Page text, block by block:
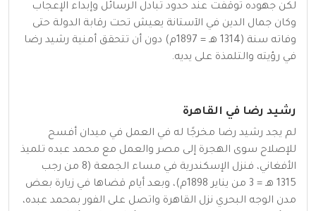
لكن جهوده توقفت عند حدود تبادل الرسائل وإبداء الإعجاب
وكان جمال الدين في الآستانة يعيش تحت رقابة الدولة حتى
وفاته سنة (1314 هـ = 1897م) دون أن تتحقق أمنية رشيد رضا
في رؤيته والتلمذة على يديه.
رشيد رضا في القاهرة
لم يجد رشيد رضا مخرجًا له في العمل في ميدان أفسح
للإصلاح سوى الهجرة إلى مصر والعمل مع محمد عبده تلميذ
الأفغاني، فنزل الإسكندرية في مساء الجمعة (8 من رجب
1315 هـ = 3 من يناير 1898م)، وبعد أيام قضاها في زيارة بعض
مدن الوجه البحري نزل القاهرة واتصل على الفور بمحمد عبده،